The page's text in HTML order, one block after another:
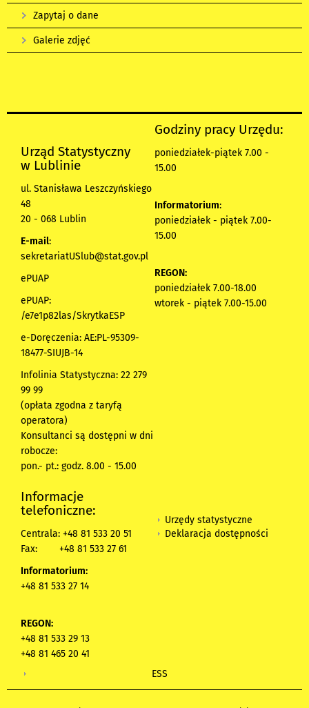
Zapytaj o dane
Galerie zdjęć
Urząd Statystyczny
w Lublinie
ul. Stanisława Leszczyńskiego
48
20 - 068 Lublin
E-mail:
sekretariatUSlub@stat.gov.pl
ePUAP
ePUAP:
/e7e1p82las/SkrytkaESP
e-Doręczenia: AE:PL-95309-
18477-SIUJB-14
Infolinia Statystyczna: 22 279
99 99
(opłata zgodna z taryfą
operatora)
Konsultanci są dostępni w dni
robocze:
pon.- pt.: godz. 8.00 - 15.00
Godziny pracy Urzędu:
poniedziałek-piątek 7.00 -
15.00
Informatorium:
poniedziałek - piątek 7.00-
15.00
REGON:
poniedziałek 7.00-18.00
wtorek - piątek 7.00-15.00
Informacje
telefoniczne:
Centrala: +48 81 533 20 51
Fax:
+48 81 533 27 61
Informatorium:
+48 81 533 27 14
REGON:
+48 81 533 29 13
+48 81 465 20 41
Urzędy statystyczne
Deklaracja dostępności
ESS